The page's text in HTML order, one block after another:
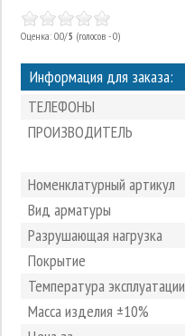
Оценка: 0.0/5 (голосов - 0)
Информация для заказа:
ТЕЛЕФОНЫ
ПРОИЗВОДИТЕЛЬ
Номенклатурный артикул
Вид арматуры
Разрушающая нагрузка
Покрытие
Температура эксплуатации
Масса изделия ±10%